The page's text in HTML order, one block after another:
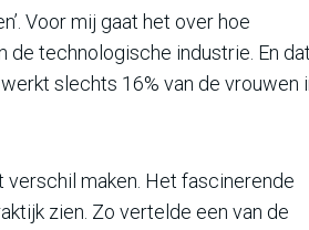
Voor mij gaat het over hoe
de technologische industrie. En
slechts 16% van de vrouwen
maken. Het fascinerende
zien. Zo vertelde een van de